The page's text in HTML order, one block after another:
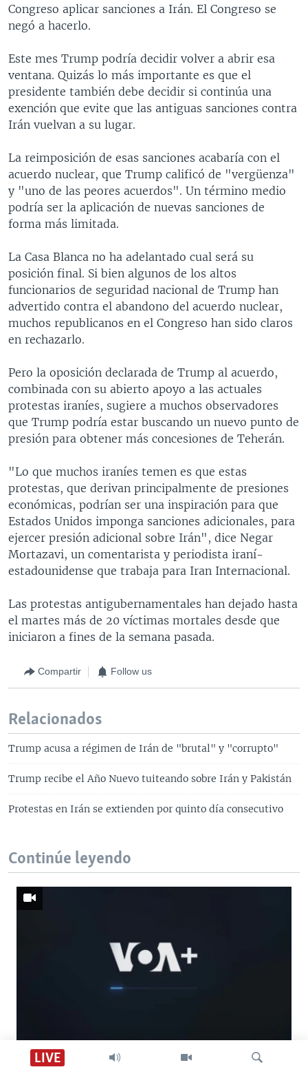
LIVE
Congreso aplicar sanciones a Irán. El Congreso se
negó a hacerlo.
Este mes Trump podría decidir volver a abrir esa
ventana. Quizás lo más importante es que el
presidente también debe decidir si continúa una
exención que evite que las antiguas sanciones contra
Irán vuelvan a su lugar.
La reimposición de esas sanciones acabaría con el
acuerdo nuclear, que Trump calificó de "vergüenza"
y "uno de las peores acuerdos". Un término medio
podría ser la aplicación de nuevas sanciones de
forma más limitada.
La Casa Blanca no ha adelantado cual será su
posición final. Si bien algunos de los altos
funcionarios de seguridad nacional de Trump han
advertido contra el abandono del acuerdo nuclear,
muchos republicanos en el Congreso han sido claros
en rechazarlo.
Pero la oposición declarada de Trump al acuerdo,
combinada con su abierto apoyo a las actuales
protestas iraníes, sugiere a muchos observadores
que Trump podría estar buscando un nuevo punto de
presión para obtener más concesiones de Teherán.
"Lo que muchos iraníes temen es que estas
protestas, que derivan principalmente de presiones
económicas, podrían ser una inspiración para que
Estados Unidos imponga sanciones adicionales, para
ejercer presión adicional sobre Irán", dice Negar
Mortazavi, un comentarista y periodista iraní-
estadounidense que trabaja para Iran Internacional.
Las protestas antigubernamentales han dejado hasta
el martes más de 20 víctimas mortales desde que
iniciaron a fines de la semana pasada.
Compartir Follow us
Relacionados
Trump acusa a régimen de Irán de "brutal" y "corrupto"
Trump recibe el Año Nuevo tuiteando sobre Irán y Pakistán
Protestas en Irán se extienden por quinto día consecutivo
Continúe leyendo
Descarga VOA +